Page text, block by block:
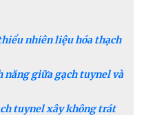
nhiên liệu hóa thạch
năng giữa gạch tuynel và
tuynel xây không trát